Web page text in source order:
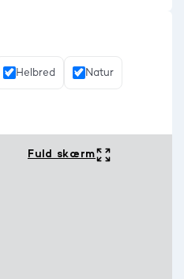
Helbred Natur
Fuld skærm